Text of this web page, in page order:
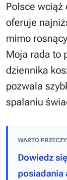
Polsce wciąż
oferuje
mimo
Moja rada to
dziennika
pozwala
spalaniu
WARTO
Dowiedz
posiadania